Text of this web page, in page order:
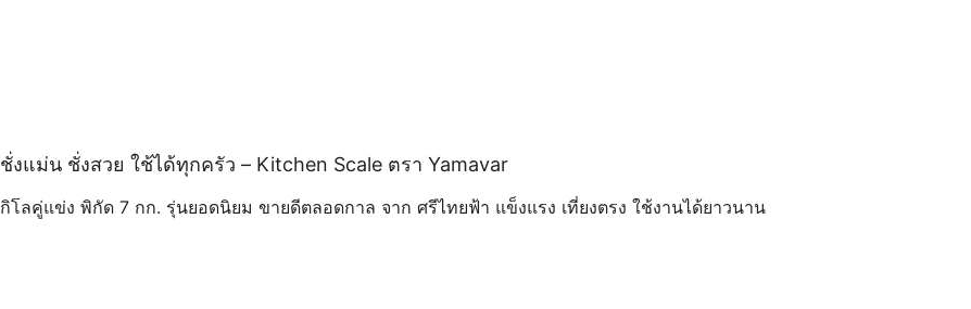
ชั่งแม่น ชั่งสวย ใช้ได้ทุกครัว – Kitchen Scale ตรา Yamavar
กิโลคู่แข่ง พิกัด 7 กก. รุ่นยอดนิยม ขายดีตลอดกาล จาก ศรีไทยฟ้า แข็งแรง เที่ยงตรง ใช้งานได้ยาวนาน